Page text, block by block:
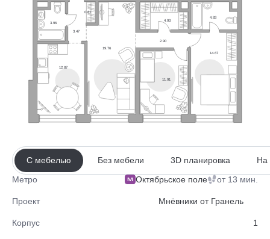
Метро Октябрьское поле от 13 мин.
Проект Мнёвники от Гранель
Корпус 1
14.67
19.76
11.91
12.87
4.83
3.96
3.47
2.90
4.93
0.81
С мебелью Без мебели 3D планировка На